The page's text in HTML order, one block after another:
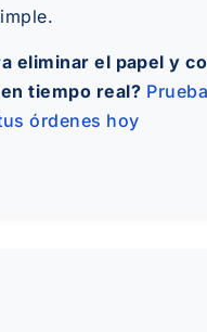
eliminar el papel y
tiempo real?
órdenes hoy